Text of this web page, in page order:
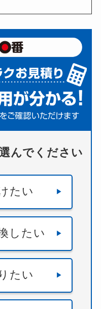
んでください
たい
したい
たい